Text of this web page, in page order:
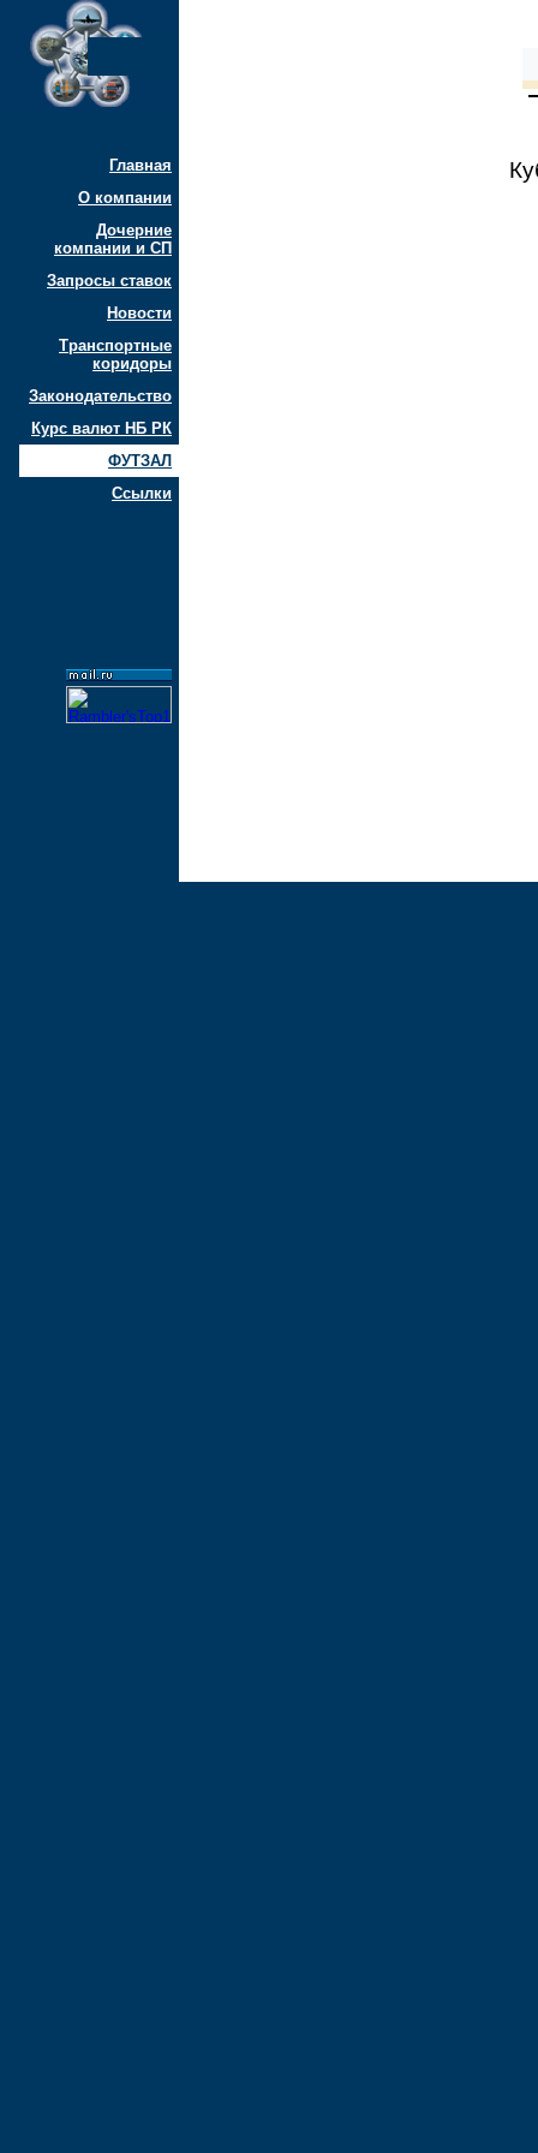
Главная
О компании
Дочерние
компании и СП
Запросы ставок
Новости
Транспортные
коридоры
Законодательство
Курс валют НБ РК
ФУТЗАЛ
Ссылки